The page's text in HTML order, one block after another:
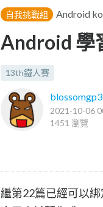
自我挑戰組 Android
Android 學
13th鐵人賽
blossomgp3
2021-10-06
1451 瀏覽
繼第22篇已經可以